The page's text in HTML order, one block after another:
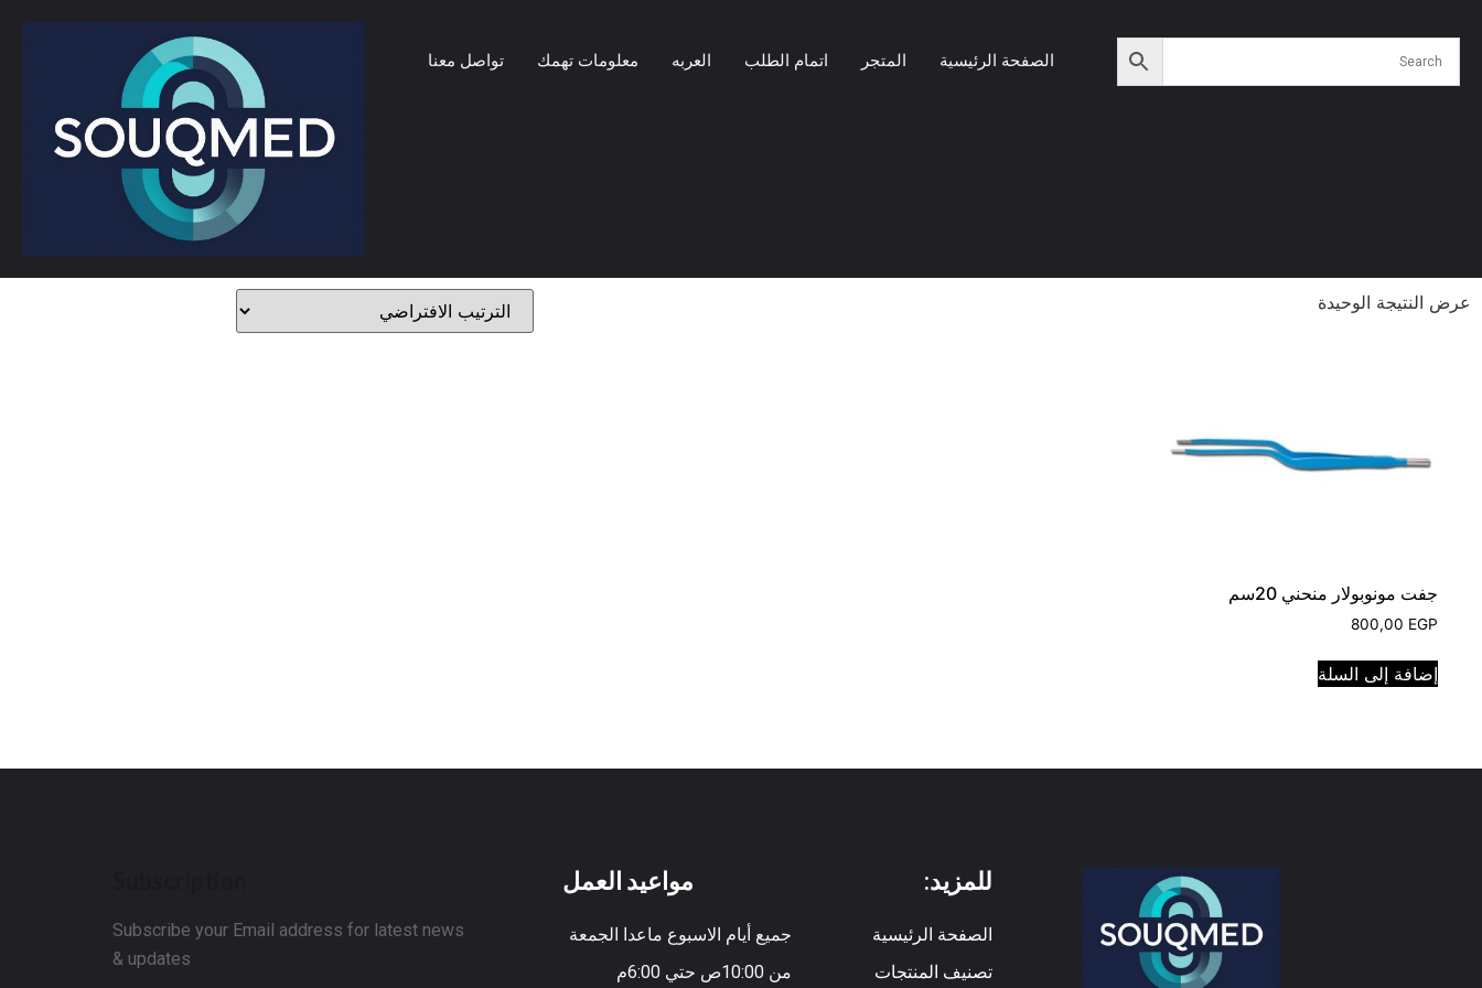
الصفحة الرئيسية المتجر اتمام الطلب العربه معلومات تهمك تواصل معنا
عرض النتيجة الوحيدة
جفت مونوبولار منحني 20سم
800,00 EGP
إضافة إلى السلة
للمزيد:
الصفحة الرئيسية
تصنيف المنتجات
مواعيد العمل
جميع أيام الاسبوع ماعدا الجمعة
من 10:00ص حتي 6:00م
Subscribe your Email address for latest news
& updates